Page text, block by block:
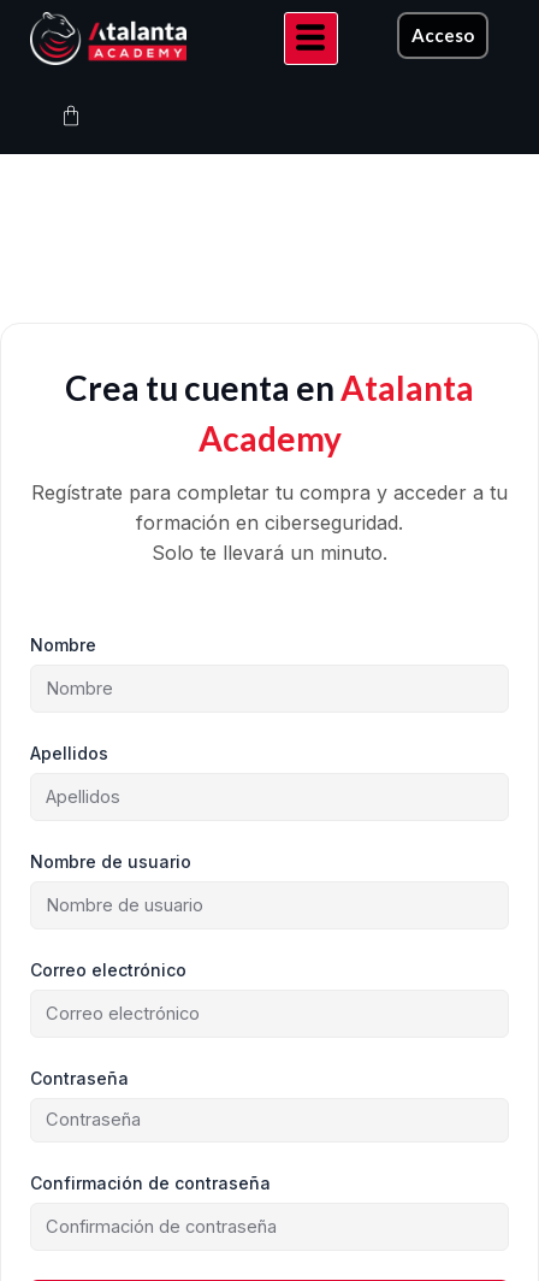
contenido
Acceso
Carrito
Crea tu cuenta enAtalanta
Academy
Regístrate para completar tu compra y acceder a tu
formación en ciberseguridad.
Solo te llevará un minuto.
Nombre
Apellidos
Nombre de usuario
Correo electrónico
Contraseña
Confirmación de contraseña